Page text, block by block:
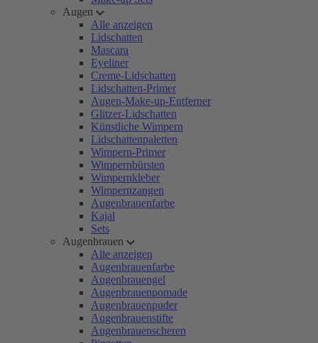
Augen
Alle anzeigen
Lidschatten
Mascara
Eyeliner
Creme-Lidschatten
Lidschatten-Primer
Augen-Make-up-Entferner
Glitzer-Lidschatten
Künstliche Wimpern
Lidschattenpaletten
Wimpern-Primer
Wimpernbürsten
Wimpernkleber
Wimpernzangen
Augenbrauenfarbe
Kajal
Sets
Augenbrauen
Alle anzeigen
Augenbrauenfarbe
Augenbrauengel
Augenbrauenpomade
Augenbrauenpuder
Augenbrauenstifte
Augenbrauenscheren